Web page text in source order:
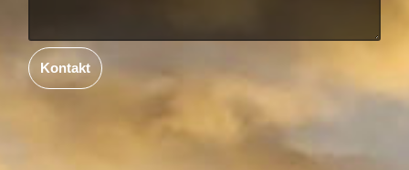
Kontakt